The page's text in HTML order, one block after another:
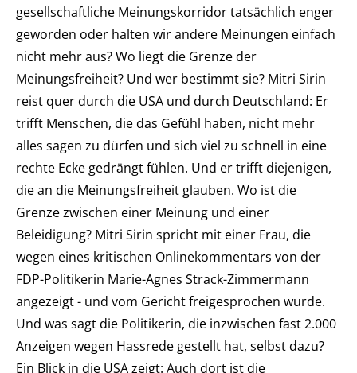
gesellschaftliche Meinungskorridor tatsächlich enger
geworden oder halten wir andere Meinungen einfach
nicht mehr aus? Wo liegt die Grenze der
Meinungsfreiheit? Und wer bestimmt sie? Mitri Sirin
reist quer durch die USA und durch Deutschland: Er
trifft Menschen, die das Gefühl haben, nicht mehr
alles sagen zu dürfen und sich viel zu schnell in eine
rechte Ecke gedrängt fühlen. Und er trifft diejenigen,
die an die Meinungsfreiheit glauben. Wo ist die
Grenze zwischen einer Meinung und einer
Beleidigung? Mitri Sirin spricht mit einer Frau, die
wegen eines kritischen Onlinekommentars von der
FDP-Politikerin Marie-Agnes Strack-Zimmermann
angezeigt - und vom Gericht freigesprochen wurde.
Und was sagt die Politikerin, die inzwischen fast 2.000
Anzeigen wegen Hassrede gestellt hat, selbst dazu?
Ein Blick in die USA zeigt: Auch dort ist die